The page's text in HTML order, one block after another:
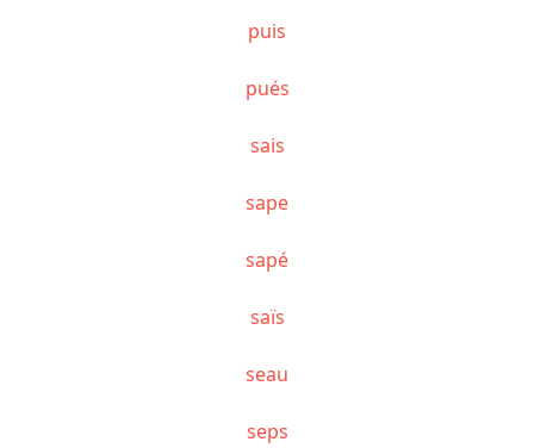
puis
pués
sais
sape
sapé
saïs
seau
seps